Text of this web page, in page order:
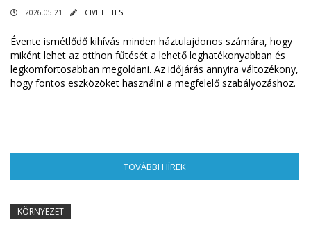
2026.05.21 CIVILHETES
Évente ismétlődő kihívás minden háztulajdonos számára, hogy
miként lehet az otthon fűtését a lehető leghatékonyabban és
legkomfortosabban megoldani. Az időjárás annyira változékony,
hogy fontos eszközöket használni a megfelelő szabályozáshoz.
TOVÁBBI HÍREK
KÖRNYEZET